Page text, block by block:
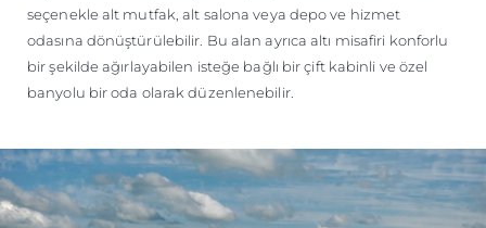
seçenekle alt mutfak, alt salona veya depo ve hizmet
odasına dönüştürülebilir. Bu alan ayrıca altı misafiri konforlu
bir şekilde ağırlayabilen isteğe bağlı bir çift kabinli ve özel
banyolu bir oda olarak düzenlenebilir.